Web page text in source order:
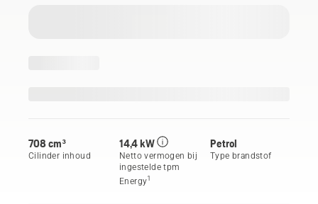
708 cm³
Cilinder inhoud
14,4 kW
Netto vermogen bij
ingestelde tpm
Energy1
Petrol
Type brandstof